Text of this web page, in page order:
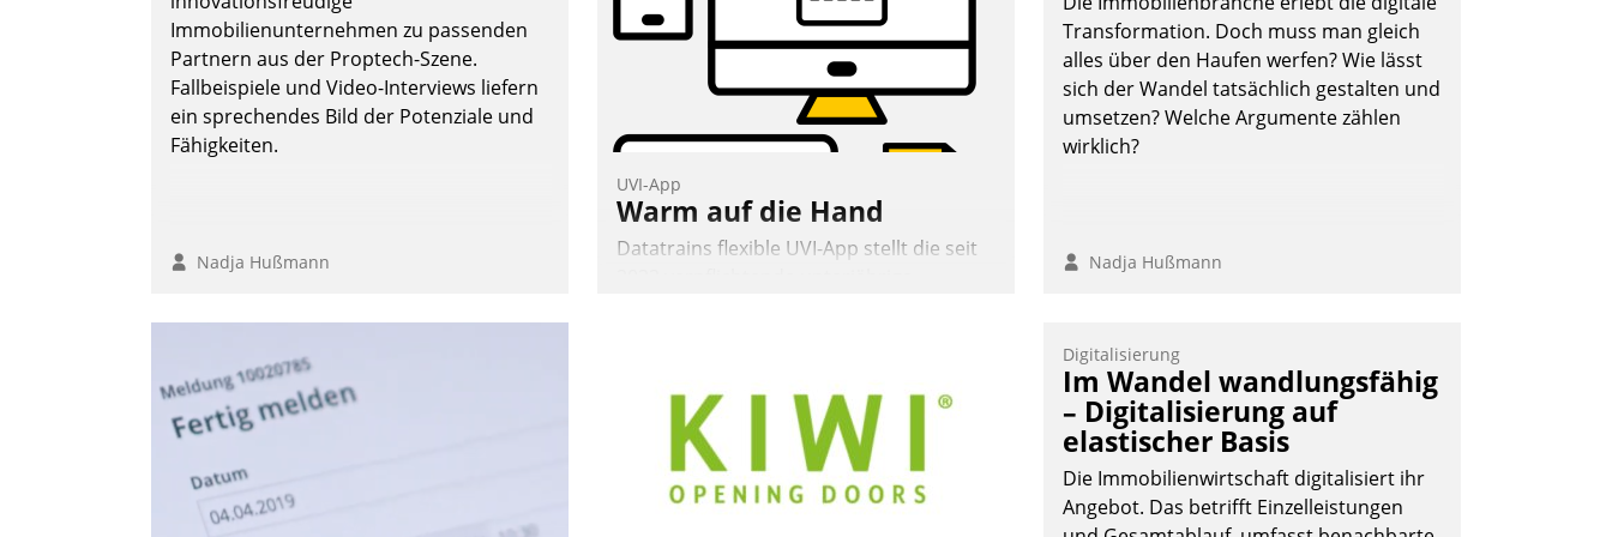
überprüfen, zu hinterfragen und zu
verändern.
Andreas Lerchner
Immobilienunternehmen zu passenden
Partnern aus der Proptech-Szene.
Fallbeispiele und Video-Interviews liefern
ein sprechendes Bild der Potenziale und
Fähigkeiten.
Nadja Hußmann
UVI-App
Warm auf die Hand
Datatrains flexible UVI-App stellt die seit
Heizungs- und Wasserverbrauch gehen
automatisiert, vollständig und auf
Wunsch über mehrere zuvor festgelegte
Kommunikationswege bei den
Empfängern ein.
Transformation. Doch muss man gleich
alles über den Haufen werfen? Wie lässt
sich der Wandel tatsächlich gestalten und
umsetzen? Welche Argumente zählen
wirklich?
Nadja Hußmann
Digitalisierung
Im Wandel wandlungsfähig
– Digitalisierung auf
elastischer Basis
Die Immobilienwirtschaft digitalisiert ihr
Angebot. Das betrifft Einzelleistungen